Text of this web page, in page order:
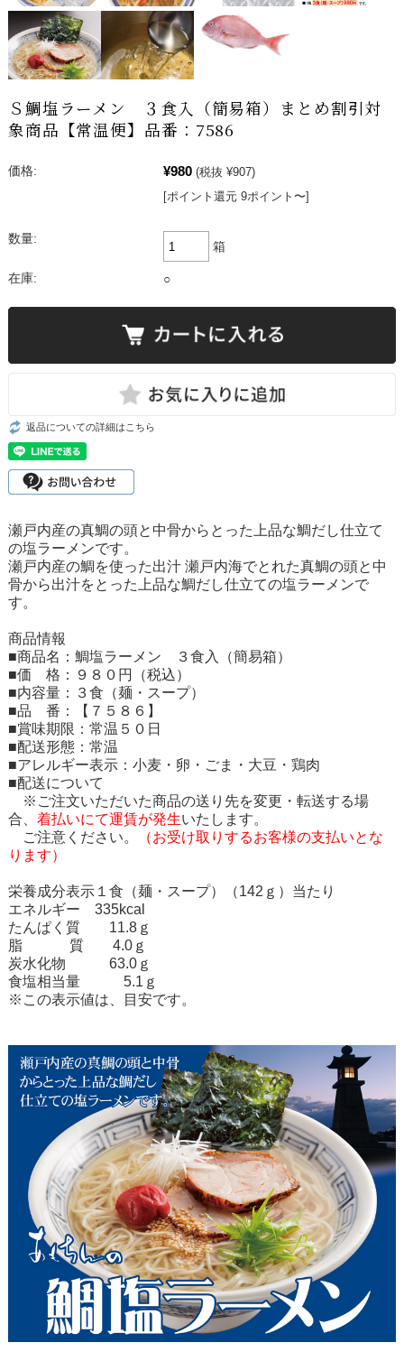
Ｓ鯛塩ラーメン ３食入（簡易箱）まとめ割引対
象商品【常温便】品番：7586
価格: ¥980 (税抜 ¥907)
[ポイント還元 9ポイント〜]
数量:
箱
在庫: ○
返品についての詳細はこちら
瀬戸内産の真鯛の頭と中骨からとった上品な鯛だし仕立て
の塩ラーメンです。
瀬戸内産の鯛を使った出汁 瀬戸内海でとれた真鯛の頭と中
骨から出汁をとった上品な鯛だし仕立ての塩ラーメンで
す。
商品情報
■商品名：鯛塩ラーメン ３食入（簡易箱）
■価 格：９８０円（税込）
■内容量：３食（麺・スープ）
■品 番：【７５８６】
■賞味期限：常温５０日
■配送形態：常温
■アレルギー表示：小麦・卵・ごま・大豆・鶏肉
■配送について
※ご注文いただいた商品の送り先を変更・転送する場
合、 着払いにて運賃が発生いたします。
ご注意ください。
（お受け取りするお客様の支払いとな
ります）
栄養成分表示１食（麺・スープ）（142ｇ）当たり
エネルギー 335kcal
たんぱく質 11.8ｇ
脂 質 4.0ｇ
炭水化物 63.0ｇ
食塩相当量 5.1ｇ
※この表示値は、目安です。